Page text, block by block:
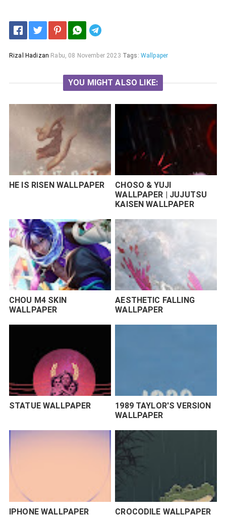
Rizal Hadizan Rabu, 08 November 2023 Tags: Wallpaper
YOU MIGHT ALSO LIKE:
HE IS RISEN WALLPAPER
CHOSO & YUJI
WALLPAPER | JUJUTSU
KAISEN WALLPAPER
CHOU M4 SKIN
WALLPAPER
AESTHETIC FALLING
WALLPAPER
STATUE WALLPAPER
1989 TAYLOR'S VERSION
WALLPAPER
IPHONE WALLPAPER CROCODILE WALLPAPER